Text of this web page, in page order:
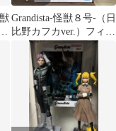
Grandista-怪獣８号-（日
比野カフカver.）フィギ
ュア